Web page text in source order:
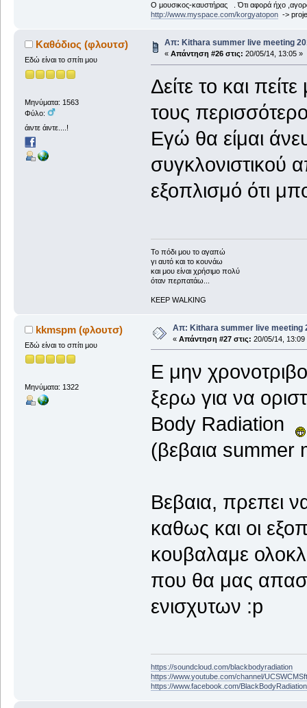
Ο μουσικος-καυστήρας . Ότι αφορά ήχο
http://www.myspace.com/korgyatopon->
Καθόδιος (φλουτσ)
Εδώ είναι το σπίτι μου
Μηνύματα: 1563
Φύλο:
άιντε άιντε....!
Απ: Kithara summer live meeting
« Απάντηση #26 στις: 20/05/14, 13:05 »
Δείτε το και
τους
Εγώ θα είμαι
συγκλονιστικού
εξοπλισμό ότι
To πόδι μου το αγαπώ
γι αυτό και το κουνάω
και μου είναι χρήσιμο πολύ
όταν περπατάω...
KEEP WALKING
kkmspm (φλουτσ)
Εδώ είναι το σπίτι μου
Μηνύματα: 1322
Απ: Kithara summer live meeting
« Απάντηση #27 στις: 20/05/14, 13:09
Ε μην
ξερω για να
Body Radiation
(βεβαια summer
Βεβαια, πρεπει
καθως και οι
κουβαλαμε
που θα μας
ενισχυτων :p
https://soundcloud.com/blackbodyradiation
https://www.youtube.com/channel/
https://www.facebook.com/